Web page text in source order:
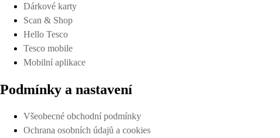
Dárkové karty
Scan & Shop
Hello Tesco
Tesco mobile
Mobilní aplikace
Podmínky a nastavení
Všeobecné obchodní podmínky
Ochrana osobních údajů a cookies